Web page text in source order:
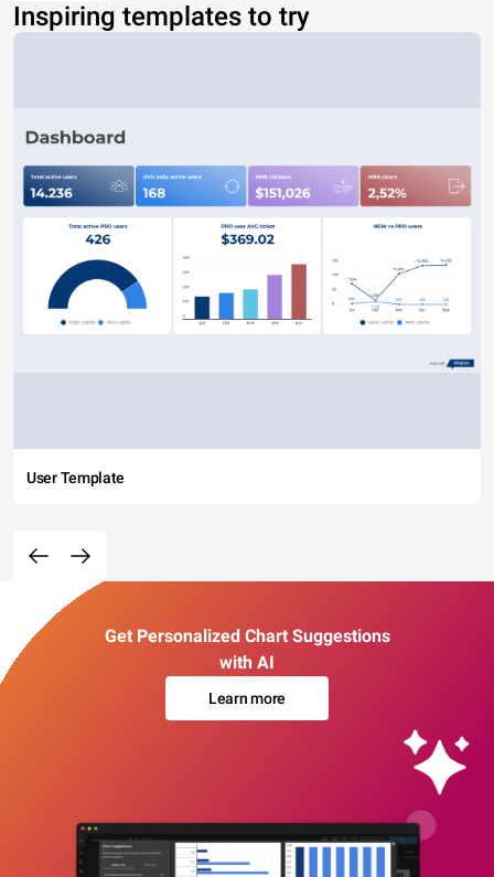
Inspiring templates to try
User Template
Get Personalized Chart Suggestions
with AI
Learn more